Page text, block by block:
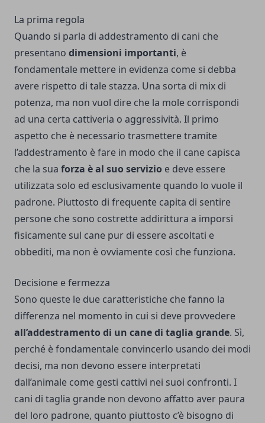
La prima regola
Quando si parla di addestramento di cani che
presentano dimensioni importanti, è
fondamentale mettere in evidenza come si debba
avere rispetto di tale stazza. Una sorta di mix di
potenza, ma non vuol dire che la mole corrispondi
ad una certa cattiveria o aggressività. Il primo
aspetto che è necessario trasmettere tramite
l’addestramento è fare in modo che il cane capisca
che la sua forza è al suo servizio e deve essere
utilizzata solo ed esclusivamente quando lo vuole il
padrone. Piuttosto di frequente capita di sentire
persone che sono costrette addirittura a imporsi
fisicamente sul cane pur di essere ascoltati e
obbediti, ma non è ovviamente così che funziona.
Decisione e fermezza
Sono queste le due caratteristiche che fanno la
differenza nel momento in cui si deve provvedere
all’addestramento di un cane di taglia grande. Sì,
perché è fondamentale convincerlo usando dei modi
decisi, ma non devono essere interpretati
dall’animale come gesti cattivi nei suoi confronti. I
cani di taglia grande non devono affatto aver paura
del loro padrone, quanto piuttosto c’è bisogno di